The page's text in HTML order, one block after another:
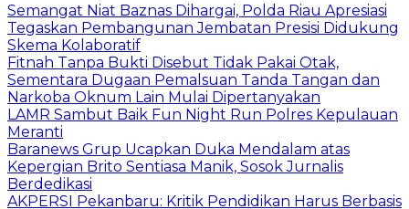
Semangat Niat Baznas Dihargai, Polda Riau Apresiasi
Tegaskan Pembangunan Jembatan Presisi Didukung
Skema Kolaboratif
Fitnah Tanpa Bukti Disebut Tidak Pakai Otak,
Sementara Dugaan Pemalsuan Tanda Tangan dan
Narkoba Oknum Lain Mulai Dipertanyakan
LAMR Sambut Baik Fun Night Run Polres Kepulauan
Meranti
Baranews Grup Ucapkan Duka Mendalam atas
Kepergian Brito Sentiasa Manik, Sosok Jurnalis
Berdedikasi
AKPERSI Pekanbaru: Kritik Pendidikan Harus Berbasis